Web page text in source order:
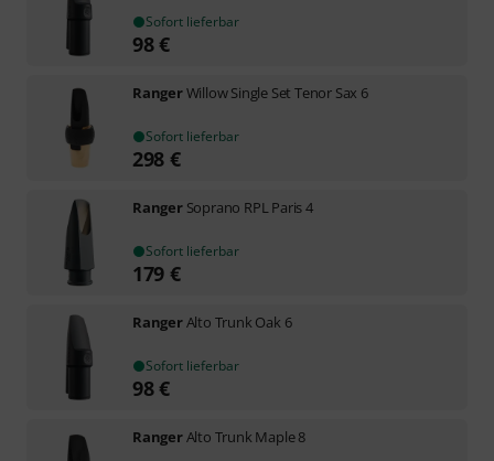
Sofort lieferbar
98€
RangerWillow Single Set Tenor Sax 6
Sofort lieferbar
298 €
Ranger Soprano RPL Paris 4
Sofort lieferbar
179 €
RangerAlto Trunk Oak 6
Sofort lieferbar
98€
RangerAlto Trunk Maple 8